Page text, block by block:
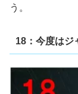
う。
18：今度はジ